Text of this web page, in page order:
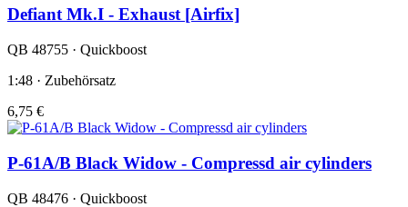
Defiant Mk.I - Exhaust [Airfix]
QB 48755 · Quickboost
1:48 · Zubehörsatz
6,75 €
P-61A/B Black Widow - Compressd air cylinders
QB 48476 · Quickboost